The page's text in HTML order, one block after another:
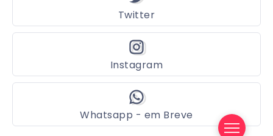
Twitter
Instagram
Whatsapp - em Breve